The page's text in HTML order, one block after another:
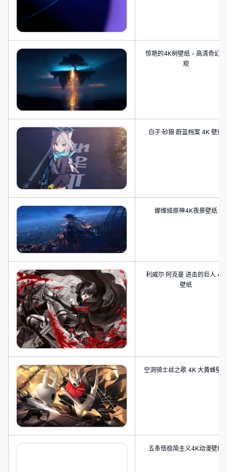
惊艳的4K树壁纸 - 高清奇幻景
观
白子·砂狼 蔚蓝档案 4K 壁纸
娜维娅原神4K夜景壁纸
利威尔·阿克曼 进击的巨人 4K
壁纸
空洞骑士丝之歌 4K 大黄蜂壁
五条悟极简主义4K动漫壁纸